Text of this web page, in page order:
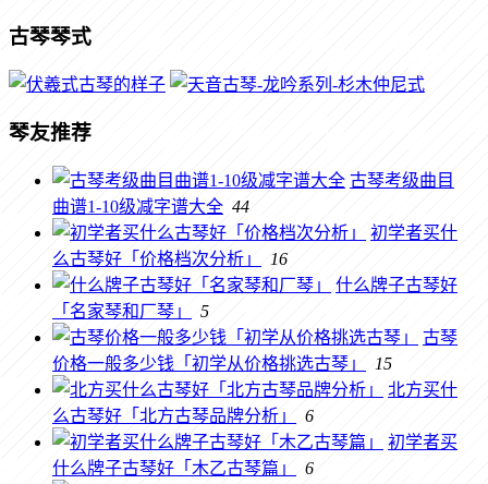
古琴琴式
琴友推荐
古琴考级曲目
曲谱1-10级减字谱大全 44
初学者买什
么古琴好「价格档次分析」
16
什么牌子古琴好
「名家琴和厂琴」
5
古琴
价格一般多少钱「初学从价格挑选古琴」
15
北方买什
么古琴好「北方古琴品牌分析」
6
初学者买
什么牌子古琴好「木乙古琴篇」
6